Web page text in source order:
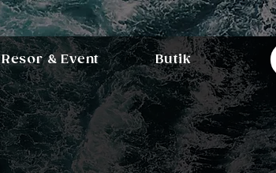
Resor & Event Butik